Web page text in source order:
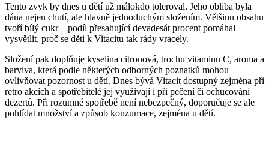
Tento zvyk by dnes u dětí už málokdo toleroval. Jeho obliba byla
dána nejen chutí, ale hlavně jednoduchým složením. Většinu obsahu
tvoří bílý cukr – podíl přesahující devadesát procent pomáhal
vysvětlit, proč se děti k Vitacitu tak rády vracely.
Složení pak doplňuje kyselina citronová, trochu vitaminu C, aroma a
barviva, která podle některých odborných poznatků mohou
ovlivňovat pozornost u dětí. Dnes bývá Vitacit dostupný zejména při
retro akcích a spotřebitelé jej využívají i při pečení či ochucování
dezertů. Při rozumné spotřebě není nebezpečný, doporučuje se ale
pohlídat množství a způsob konzumace, zejména u dětí.